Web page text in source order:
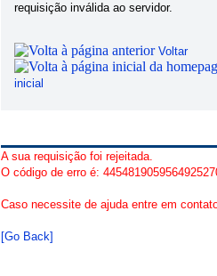
requisição inválida ao servidor.
Voltar
inicial
A sua requisição foi rejeitada.
O código de erro é:
Caso necessite de ajuda entre em
[Go Back]